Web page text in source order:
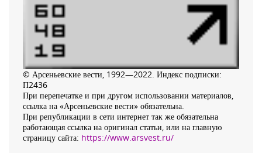
© Арсеньевские вести, 1992—2022. Индекс подписки:
П2436
При перепечатке и при другом использовании материалов,
ссылка на «Арсеньевские вести» обязательна.
При републикации в сети интернет так же обязательна
работающая ссылка на оригинал статьи, или на главную
страницу сайта: https://www.arsvest.ru/